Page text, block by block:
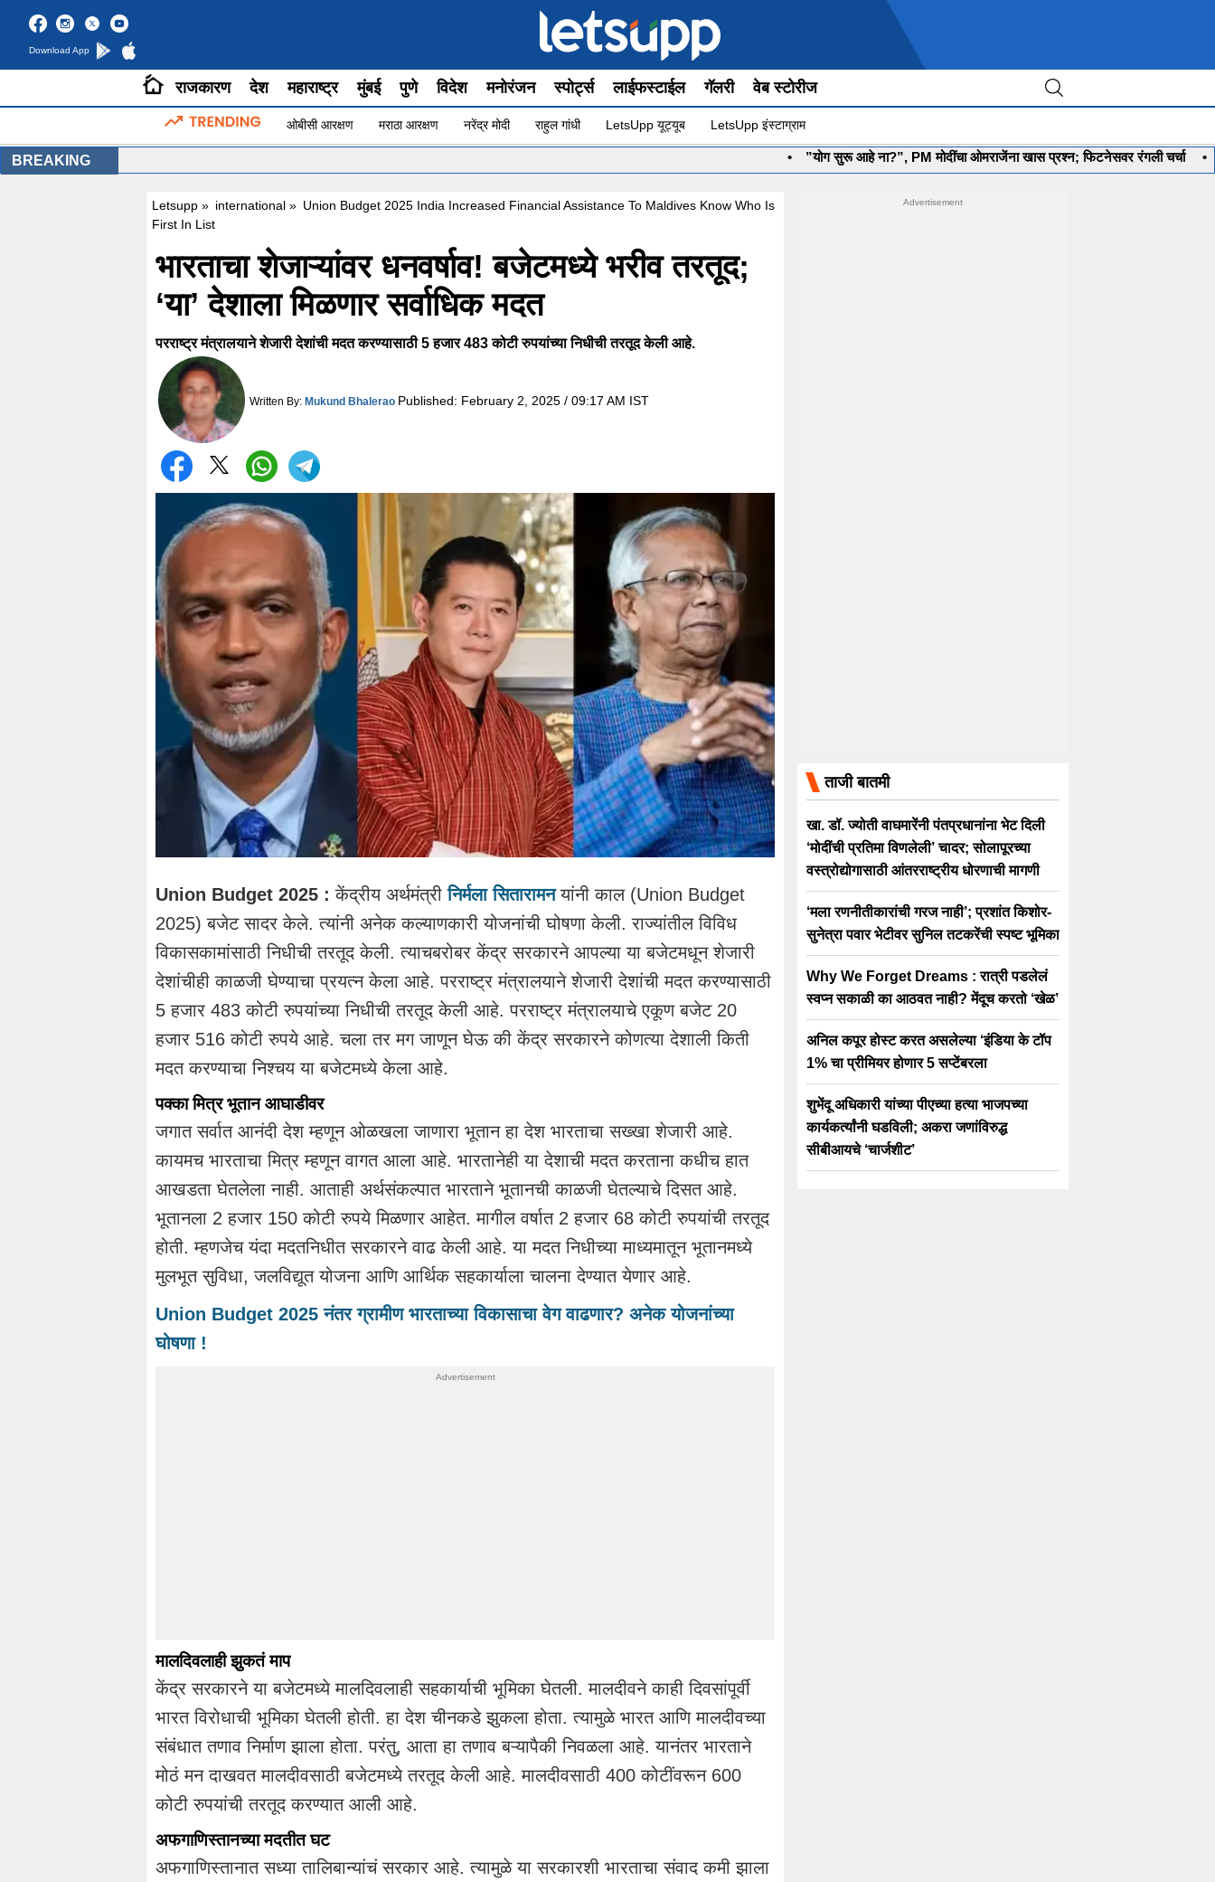
Download App
राजकारण देश महाराष्ट्र मुंबई पुणे विदेश मनोरंजन स्पोर्ट्स लाईफस्टाईल गॅलरी वेब स्टोरीज
ओबीसी आरक्षण मराठा आरक्षण नरेंद्र मोदी राहुल गांधी LetsUpp यूट्यूब LetsUpp इंस्टाग्राम
BREAKING ”योग सुरू आहे ना?”, PM मोदींचा ओमराजेंना खास प्रश्न; फिटनेसवर रंगली चर्चा • ‘मला
Letsupp » international » Union Budget 2025 India Increased Financial Assistance To Maldives Know Who Is
First In List
भारताचा शेजाऱ्यांवर धनवर्षाव! बजेटमध्ये भरीव तरतूद;
‘या’ देशाला मिळणार सर्वाधिक मदत
परराष्ट्र मंत्रालयाने शेजारी देशांची मदत करण्यासाठी 5 हजार 483 कोटी रुपयांच्या निधीची तरतूद केली आहे.
Written By: Mukund Bhalerao Published: February 2, 2025 / 09:17 AM IST
Union Budget 2025 : केंद्रीय अर्थमंत्रीनिर्मला सितारामन यांनी काल (Union Budget
2025) बजेट सादर केले. त्यांनी अनेक कल्याणकारी योजनांची घोषणा केली. राज्यांतील विविध
विकासकामांसाठी निधीची तरतूद केली. त्याचबरोबर केंद्र सरकारने आपल्या या बजेटमधून शेजारी
देशांचीही काळजी घेण्याचा प्रयत्न केला आहे. परराष्ट्र मंत्रालयाने शेजारी देशांची मदत करण्यासाठी
5 हजार 483 कोटी रुपयांच्या निधीची तरतूद केली आहे. परराष्ट्र मंत्रालयाचे एकूण बजेट 20
हजार 516 कोटी रुपये आहे. चला तर मग जाणून घेऊ की केंद्र सरकारने कोणत्या देशाली किती
मदत करण्याचा निश्चय या बजेटमध्ये केला आहे.
पक्का मित्र भूतान आघाडीवर
जगात सर्वात आनंदी देश म्हणून ओळखला जाणारा भूतान हा देश भारताचा सख्खा शेजारी आहे.
कायमच भारताचा मित्र म्हणून वागत आला आहे. भारतानेही या देशाची मदत करताना कधीच हात
आखडता घेतलेला नाही. आताही अर्थसंकल्पात भारताने भूतानची काळजी घेतल्याचे दिसत आहे.
भूतानला 2 हजार 150 कोटी रुपये मिळणार आहेत. मागील वर्षात 2 हजार 68 कोटी रुपयांची तरतूद
होती. म्हणजेच यंदा मदतनिधीत सरकारने वाढ केली आहे. या मदत निधीच्या माध्यमातून भूतानमध्ये
मुलभूत सुविधा, जलविद्यूत योजना आणि आर्थिक सहकार्याला चालना देण्यात येणार आहे.
Union Budget 2025 नंतर ग्रामीण भारताच्या विकासाचा वेग वाढणार? अनेक योजनांच्या
घोषणा !
मालदिवलाही झुकतं माप
केंद्र सरकारने या बजेटमध्ये मालदिवलाही सहकार्याची भूमिका घेतली. मालदीवने काही दिवसांपूर्वी
भारत विरोधाची भूमिका घेतली होती. हा देश चीनकडे झुकला होता. त्यामुळे भारत आणि मालदीवच्या
संबंधात तणाव निर्माण झाला होता. परंतु, आता हा तणाव बऱ्यापैकी निवळला आहे. यानंतर भारताने
मोठं मन दाखवत मालदीवसाठी बजेटमध्ये तरतूद केली आहे. मालदीवसाठी 400 कोटींवरून 600
कोटी रुपयांची तरतूद करण्यात आली आहे.
अफगाणिस्तानच्या मदतीत घट
अफगाणिस्तानात सध्या तालिबान्यांचं सरकार आहे. त्यामुळे या सरकारशी भारताचा संवाद कमी झाला
ताजी बातमी
खा. डॉ. ज्योती वाघमारेंनी पंतप्रधानांना भेट दिली
‘मोदींची प्रतिमा विणलेली’ चादर; सोलापूरच्या
वस्त्रोद्योगासाठी आंतरराष्ट्रीय धोरणाची मागणी
‘मला रणनीतीकारांची गरज नाही’; प्रशांत किशोर-
सुनेत्रा पवार भेटीवर सुनिल तटकरेंची स्पष्ट भूमिका
Why We Forget Dreams : रात्री पडलेलं
स्वप्न सकाळी का आठवत नाही? मेंदूच करतो ‘खेळ’
अनिल कपूर होस्ट करत असलेल्या ‘इंडिया के टॉप
1% चा प्रीमियर होणार 5 सप्टेंबरला
शुभेंदू अधिकारी यांच्या पीएच्या हत्या भाजपच्या
कार्यकर्त्यांनी घडविली; अकरा जणांविरुद्ध
सीबीआयचे ‘चार्जशीट’